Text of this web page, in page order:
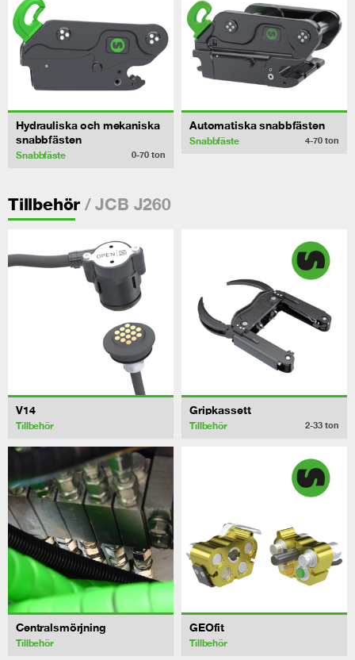
Hydrauliska och mekaniska
snabbfästen
Snabbfäste 0-70 ton
Automatiska snabbfästen
Snabbfäste 4-70 ton
Tillbehör / JCB J260
V14
Tillbehör
Gripkassett
Tillbehör 2-33 ton
Centralsmörjning
Tillbehör
GEOfit
Tillbehör